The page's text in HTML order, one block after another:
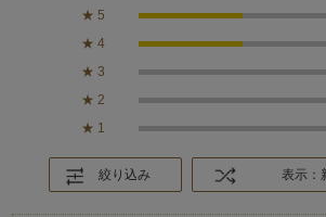
★ 5
★ 4
★ 3
★ 2
★ 1
絞り込み 表示：